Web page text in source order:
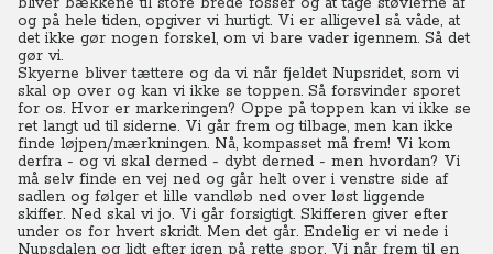
og på hele tiden, opgiver vi hurtigt. Vi er alligevel så våde, at
det ikke gør nogen forskel, om vi bare vader igennem. Så det
gør vi.
Skyerne bliver tættere og da vi når fjeldet Nupsridet, som vi
skal op over og kan vi ikke se toppen. Så forsvinder sporet
for os. Hvor er markeringen? Oppe på toppen kan vi ikke se
ret langt ud til siderne. Vi går frem og tilbage, men kan ikke
finde løjpen/mærkningen. Nå, kompasset må frem! Vi kom
derfra - og vi skal derned - dybt derned - men hvordan? Vi
må selv finde en vej ned og går helt over i venstre side af
sadlen og følger et lille vandløb ned over løst liggende
skiffer. Ned skal vi jo. Vi går forsigtigt. Skifferen giver efter
under os for hvert skridt. Men det går. Endelig er vi nede i
Nupsdalen og lidt efter igen på rette spor. Vi når frem til en